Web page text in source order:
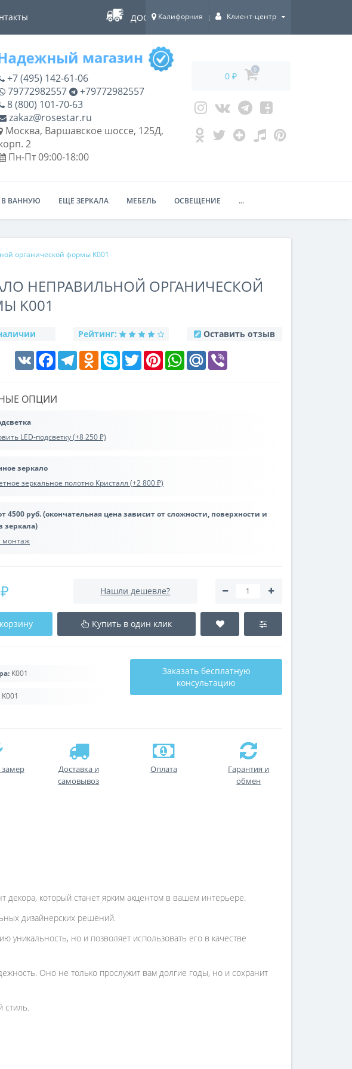
ДОСТАВКА ПО ВСЕЙ РОССИИ!
Калифорния Клиент-центр
+7 (495) 142-61-06
79772982557
+79772982557
8 (800) 101-70-63
zakaz@rosestar.ru
Москва, Варшавское шоссе, 125Д,
2
Пн-Пт 09:00-18:00
0 ₽
0
В ВАННУЮ ЕЩЁ ЗЕРКАЛА МЕБЕЛЬ ОСВЕЩЕНИЕ ...
органической формы K001
НЕПРАВИЛЬНОЙ ОРГАНИЧЕСКОЙ
K001
Рейтинг: Оставить отзыв
VK FacebookTelegramOdnoklassniki
Skype Twitter PinterestWhatsAppMail.Ru
ОПЦИИ
LED-подсветку (+8 250 ₽)
зеркало
зеркальное полотно Кристалл (+2 800 ₽)
4500 руб. (окончательная цена зависит от сложности, поверхности и
зеркала)
монтаж
Нашли дешевле?
Купить в один клик
K001
K001
Заказать бесплатную
консультацию
Доставка и
самовывоз
Оплата
Гарантия и
обмен
который станет ярким акцентом в вашем интерьере.
дизайнерских решений.
но и позволяет использовать его в качестве
Оно не только прослужит вам долгие годы, но и сохранит
стиль.